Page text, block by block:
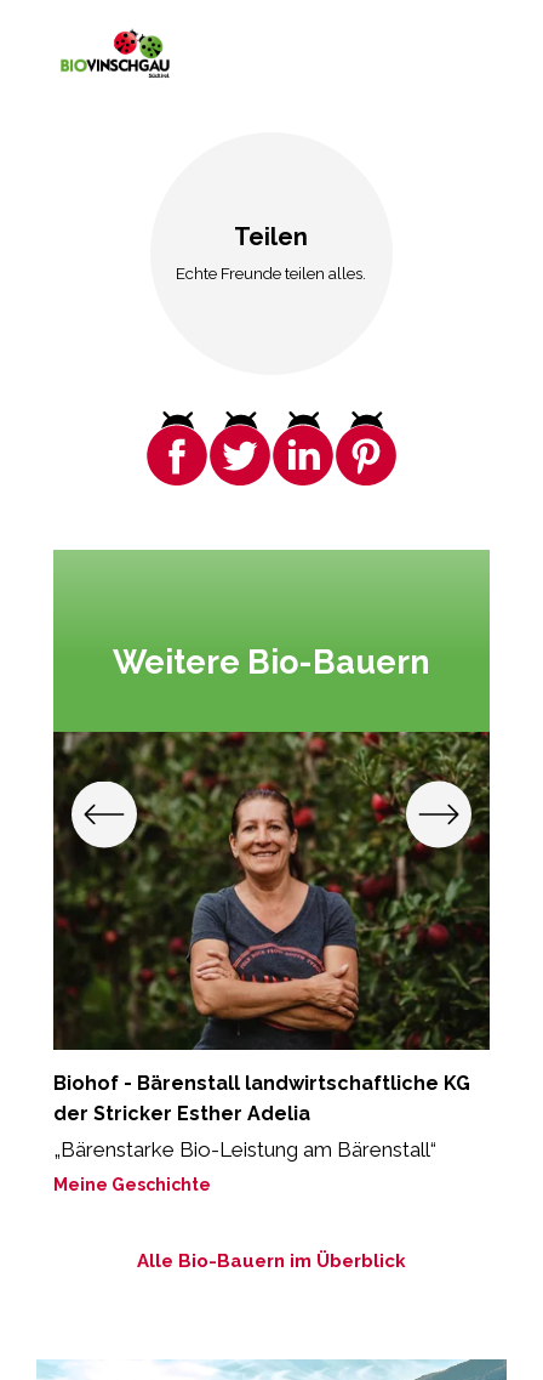
Teilen
Echte Freunde teilen alles.
Weitere Bio-Bauern
Biohof - Bärenstall landwirtschaftliche KG
der Stricker Esther Adelia
„Bärenstarke Bio-Leistung am Bärenstall“
Meine Geschichte
Alle Bio-Bauern im Überblick